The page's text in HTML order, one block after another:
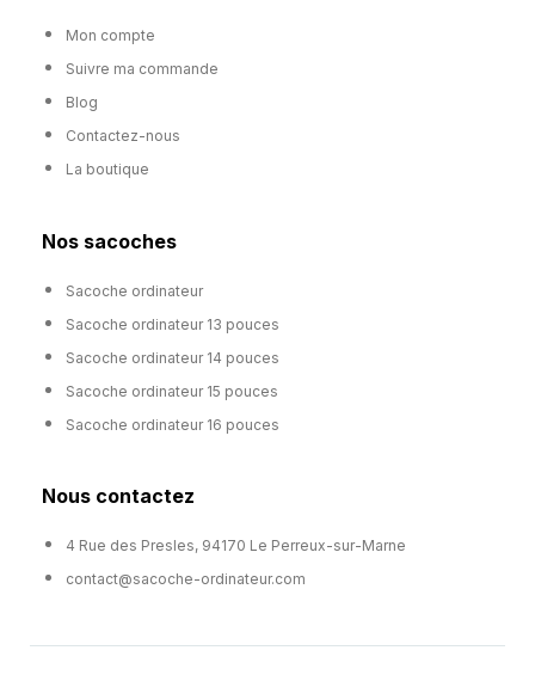
Mon compte
Suivre ma commande
Blog
Contactez-nous
La boutique
Nos sacoches
Sacoche ordinateur
Sacoche ordinateur 13 pouces
Sacoche ordinateur 14 pouces
Sacoche ordinateur 15 pouces
Sacoche ordinateur 16 pouces
Nous contactez
4 Rue des Presles, 94170 Le Perreux-sur-Marne
contact@sacoche-ordinateur.com